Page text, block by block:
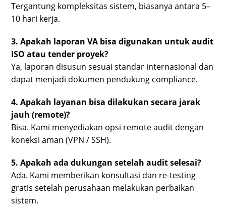
Tergantung kompleksitas sistem, biasanya antara 5–
10 hari kerja.
3. Apakah laporan VA bisa digunakan untuk audit
ISO atau tender proyek?
Ya, laporan disusun sesuai standar internasional dan
dapat menjadi dokumen pendukung compliance.
4. Apakah layanan bisa dilakukan secara jarak
jauh (remote)?
Bisa. Kami menyediakan opsi remote audit dengan
koneksi aman (VPN / SSH).
5. Apakah ada dukungan setelah audit selesai?
Ada. Kami memberikan konsultasi dan re-testing
gratis setelah perusahaan melakukan perbaikan
sistem.